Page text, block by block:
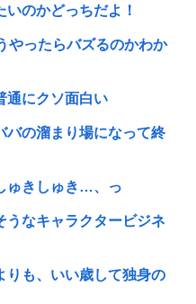
のかどっちだよ！
やったらバズるのかわか
通にクソ面白い
バの溜まり場になって終
ゅきしゅき…、っ
うなキャラクタービジネ
りも、いい歳して独身の